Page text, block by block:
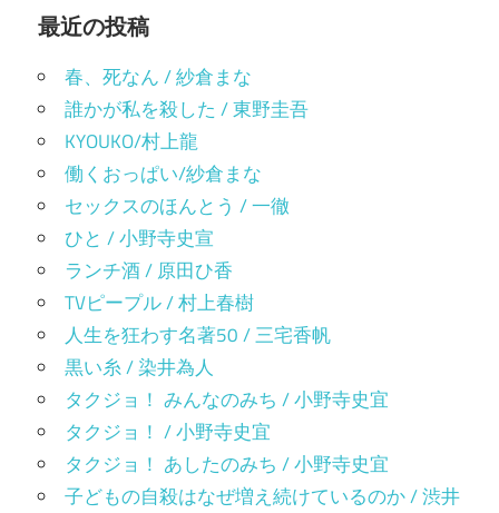
最近の投稿
春、死なん / 紗倉まな
誰かが私を殺した / 東野圭吾
KYOUKO/村上龍
働くおっぱい/紗倉まな
セックスのほんとう / 一徹
ひと / 小野寺史宣
ランチ酒 / 原田ひ香
TVピープル / 村上春樹
人生を狂わす名著50 / 三宅香帆
黒い糸 / 染井為人
タクジョ！ みんなのみち / 小野寺史宜
タクジョ！ / 小野寺史宜
タクジョ！ あしたのみち / 小野寺史宜
子どもの自殺はなぜ増え続けているのか / 渋井